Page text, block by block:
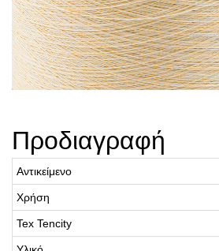
Προδιαγραφή
Αντικείμενο
Χρήση
Tex Tencity